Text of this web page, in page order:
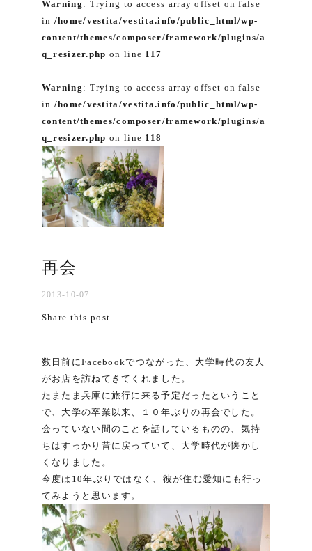
Warning : Trying to access array offset on false
in /home/vestita/vestita.info/public_html/wp-
content/themes/composer/framework/plugins/a
q_resizer.php on line 117
Warning : Trying to access array offset on false
in /home/vestita/vestita.info/public_html/wp-
content/themes/composer/framework/plugins/a
q_resizer.php on line 118
再会
2013-10-07
Share this post
数日前にFacebookでつながった、大学時代の友人
がお店を訪ねてきてくれました。
たまたま兵庫に旅行に来る予定だったということ
で、大学の卒業以来、１０年ぶりの再会でした。
会っていない間のことを話しているものの、気持
ちはすっかり昔に戻っていて、大学時代が懐かし
くなりました。
今度は10年ぶりではなく、彼が住む愛知にも行っ
てみようと思います。